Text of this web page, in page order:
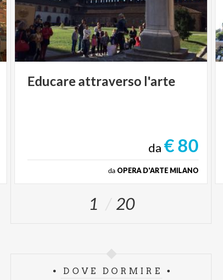
Educareattraverso l'arte
da € 80
da OPERA D'ARTE MILANO
1 20
DOVE DORMIRE